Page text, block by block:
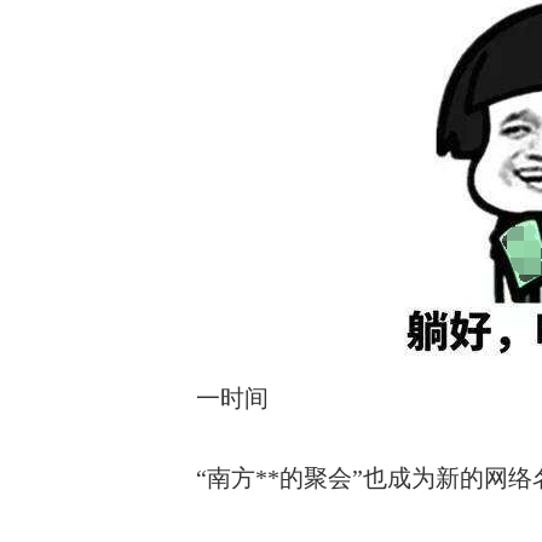
一时间
“南方**的聚会”也成为新的网络